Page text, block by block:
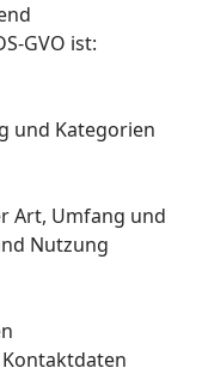
GVO ist:
und Kategorien
Art, Umfang und
Nutzung
Kontaktdaten